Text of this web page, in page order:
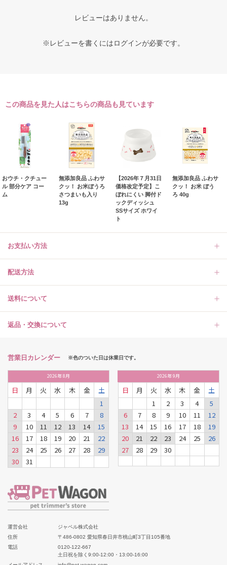
レビューはありません。
※レビューを書くにはログインが必要です。
この商品を見た人はこちらの商品も見ています
おウチ・クチュー
ル 部分ケア コー
ム
無添加良品 ふわサ
クッ！ お米ぼうろ
さつまいも入り
13g
【2026年７月31日
価格改定予定】こ
ぼれにくい 脚付ド
ックディッシュ
SSサイズ ホワイ
ト
無添加良品 ふわサ
クッ！ お米 ぼう
ろ 40g
お支払い方法
配送方法
送料について
返品・交換について
営業日カレンダー ※色のついた日は休業日です。
2026年8月
日 月 火 水 木 金
土
1
2
3 4 5 6 7
8
9
10 11 12 13 14
15
16
17 18 19 20 21
22
23
24 25 26 27 28
29
30
31
2026年9月
日 月 火 水 木 金
土
1
2 3 4
5
6
7 8 9 10 11
12
13
14 15 16 17 18
19
20
21 22 23 24 25
26
27
28 29 30
運営会社
ジャペル株式会社
住所
〒486-0802 愛知県春日井市桃山町3丁目105番地
電話
0120-122-667
土日祝を除く9:00-12:00・13:00-16:00